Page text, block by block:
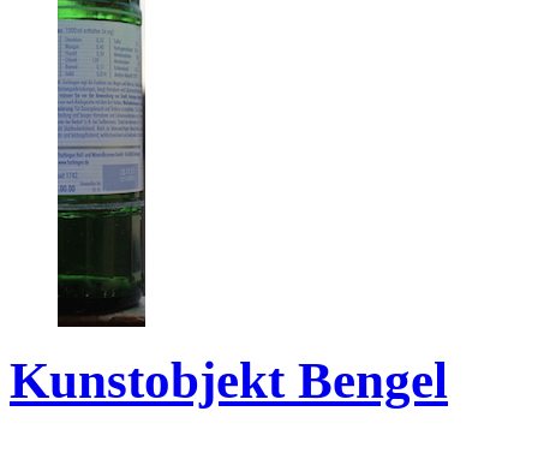
Kunstobjekt Bengel